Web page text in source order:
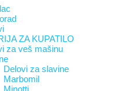
ZA KUPATILO
za veš mašinu
Delovi za slavine
Marbomil
Minotti